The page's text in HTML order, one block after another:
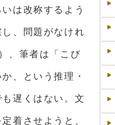
は改称するよう
、問題がなけれ
、筆者は「こび
、という推理・
遅くはない。文
着させようと、